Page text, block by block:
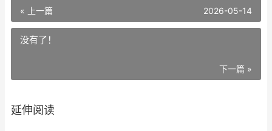
« 上一篇 2026-05-14
没有了！
下一篇 »
延伸阅读